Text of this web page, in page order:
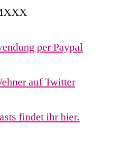
per Paypal
auf Twitter
findet ihr hier.